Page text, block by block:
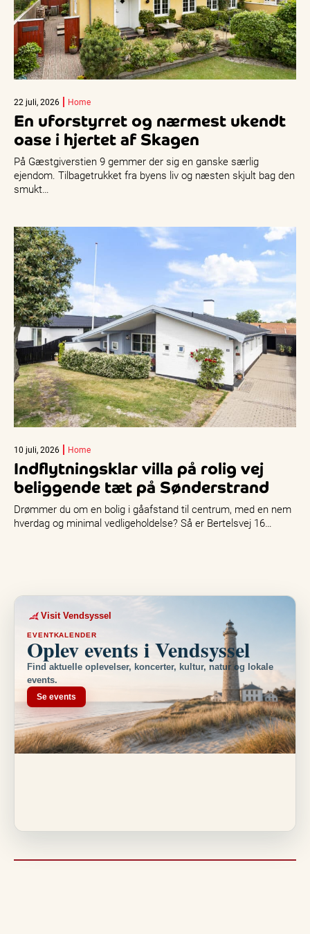
22 juli, 2026 Home
En uforstyrret og nærmest ukendt
oase i hjertet af Skagen
På Gæstgiverstien 9 gemmer der sig en ganske særlig
ejendom. Tilbagetrukket fra byens liv og næsten skjult bag den
smukt…
10 juli, 2026 Home
Indflytningsklar villa på rolig vej
beliggende tæt på Sønderstrand
Drømmer du om en bolig i gåafstand til centrum, med en nem
hverdag og minimal vedligeholdelse? Så er Bertelsvej 16…
Visit Vendsyssel
EVENTKALENDER
Oplev events i Vendsyssel
Find aktuelle oplevelser, koncerter, kultur, natur og lokale
events.
Se events